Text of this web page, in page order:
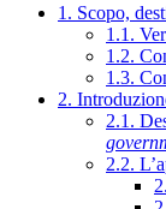
1. Scopo,
1.1.
1.2.
1.3.
2.
2.1.
2.2.